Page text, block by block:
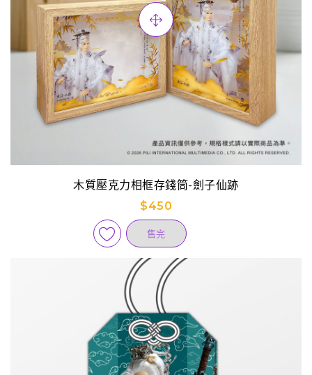
木質壓克力相框存錢筒-劍子仙跡
$450
售完